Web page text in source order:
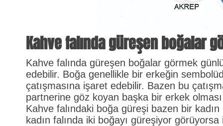
Kahve falında güreşen boğalar
Kahve falında güreşen boğalar görmek
edebilir. Boğa genellikle bir erkeğin
çatışmasına işaret edebilir. Bazen bu
partnerine göz koyan başka bir erkek
Kahve falındaki boğa güreşi bazen bir
kadın falında iki boğayı güreşiyor